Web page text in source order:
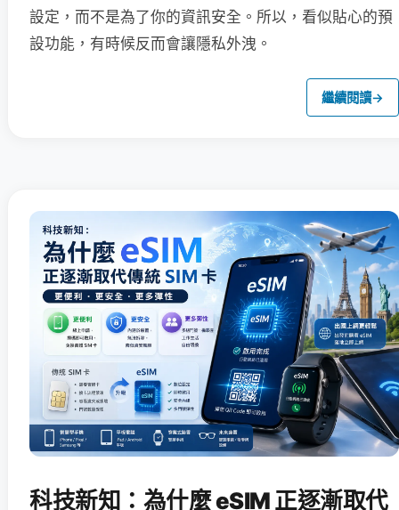
設定，而不是為了你的資訊安全。所以，看似貼心的預
設功能，有時候反而會讓隱私外洩。
繼續閱讀→
科技新知：為什麼 eSIM 正逐漸取代